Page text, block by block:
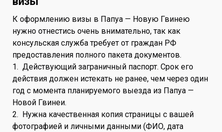
К оформлению визы в Папуа — Новую Гвинею
нужно отнестись очень внимательно, так как
консульская служба требует от граждан РФ
предоставления полного пакета документов.
1. Действующий заграничный паспорт. Срок его
действия должен истекать не ранее, чем через один
год с момента планируемого выезда из Папуа —
Новой Гвинеи.
2. Нужна качественная копия страницы с вашей
фотографией и личными данными (ФИО, дата